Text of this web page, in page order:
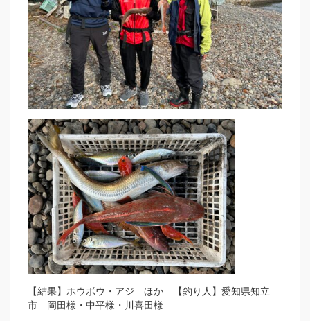
【結果】ホウボウ・アジ ほか 【釣り人】愛知県知立
市 岡田様・中平様・川喜田様